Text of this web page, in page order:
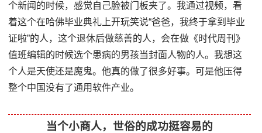
个新闻的时候，感觉自己脸被门板夹了。我通过视频，看
着这个在哈佛毕业典礼上开玩笑说“爸爸，我终于拿到毕业
证啦”的人，这个退休后做慈善的人，会在做《时代周刊》
值班编辑的时候选个患病的男孩当封面人物的人。我想这
个人是天使还是魔鬼。他真的做了很多好事。可是他压得
整个中国没有了通用软件产业。
当个小商人，世俗的成功挺容易的